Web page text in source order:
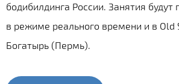
бодибилдинга России. Занятия будут
в режиме реального времени и в Old
Богатырь (Пермь).